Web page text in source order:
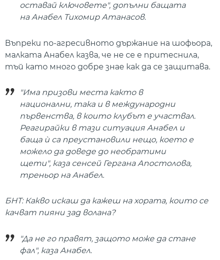
оставай ключовете", допълни бащата
на Анабел Тихомир Атанасов.
Въпреки по-агресивното държание на шофьора,
малката Анабел казва, че не се е притеснила,
тъй като много добре знае как да се защитава.
"Има призови места както в
национални, така и в международни
първенства, в които клубът е участвал.
Реагирайки в тази ситуация Анабел и
баща ѝ са преустановили нещо, което е
можело да доведе до необратими
щети", каза сенсей Гергана Апостолова,
треньор на Анабел.
БНТ: Какво искаш да кажеш на хората, които се
качват пияни зад волана?
"Да не го правят, защото може да стане
фал", каза Анабел.